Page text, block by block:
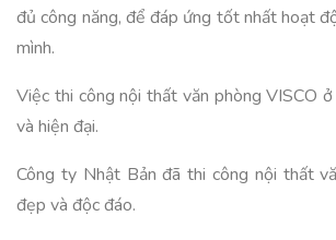
đủ công năng, để đáp ứng tốt nhất hoạt
mình.
Việc thi công nội thất văn phòng VISCO
và hiện đại.
Công ty Nhật Bản đã thi công nội thất
đẹp và độc đáo.